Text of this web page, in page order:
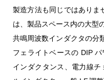
製造方法も同じではありま
は、製品スペース内の大型
共鳴周波数インダクタの分
フェライトベースの DIP
インダクタンス、電力線